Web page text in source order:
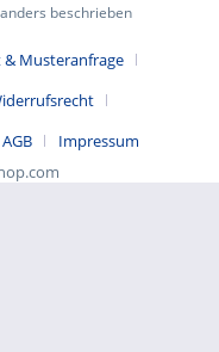
beschrieben
Musteranfrage
Impressum